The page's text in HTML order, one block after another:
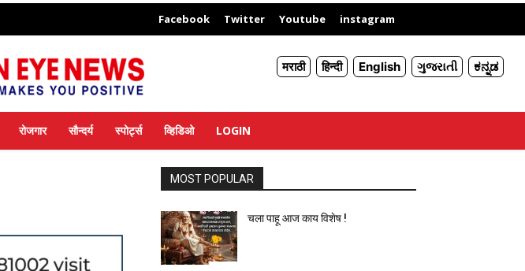
Facebook Twitter Youtube instagram
मराठी हिन्दी English ગુજરાતી ಕನ್ನಡ
रोजगार सौन्दर्य स्पोर्ट्स व्हिडिओ LOGIN
MOST POPULAR
चला पाहू आज काय विशेष !